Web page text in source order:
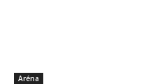
Aréna